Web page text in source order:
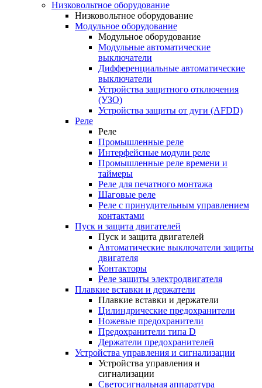
Низковольтное оборудование
Низковольтное оборудование
Модульное оборудование
Модульное оборудование
Модульные автоматические
выключатели
Дифференциальные автоматические
выключатели
Устройства защитного отключения
(УЗО)
Устройства защиты от дуги (AFDD)
Реле
Реле
Промышленные реле
Интерфейсные модули реле
Промышленные реле времени и
таймеры
Реле для печатного монтажа
Шаговые реле
Реле с принудительным управлением
контактами
Пуск и защита двигателей
Пуск и защита двигателей
Автоматические выключатели защиты
двигателя
Контакторы
Реле защиты электродвигателя
Плавкие вставки и держатели
Плавкие вставки и держатели
Цилиндрические предохранители
Ножевые предохранители
Предохранители типа D
Держатели предохранителей
Устройства управления и сигнализации
Устройства управления и
сигнализации
Светосигнальная аппаратура